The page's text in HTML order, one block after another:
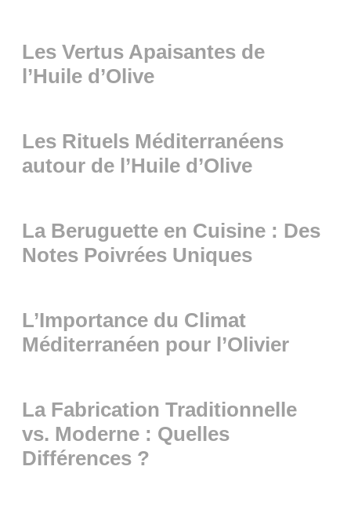
Les Vertus Apaisantes de
l’Huile d’Olive
Les Rituels Méditerranéens
autour de l’Huile d’Olive
La Beruguette en Cuisine : Des
Notes Poivrées Uniques
L’Importance du Climat
Méditerranéen pour l’Olivier
La Fabrication Traditionnelle
vs. Moderne : Quelles
Différences ?